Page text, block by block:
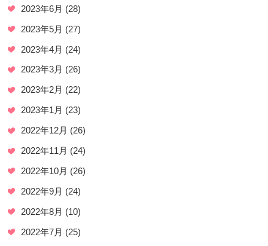
2023年6月 (28)
2023年5月 (27)
2023年4月 (24)
2023年3月 (26)
2023年2月 (22)
2023年1月 (23)
2022年12月 (26)
2022年11月 (24)
2022年10月 (26)
2022年9月 (24)
2022年8月 (10)
2022年7月 (25)